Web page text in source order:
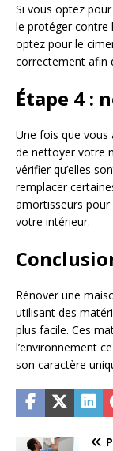
Si vous optez
le protéger contre
optez pour le
correctement afin
Étape 4 :
Une fois que vous
de nettoyer votre
vérifier qu’elles
remplacer
amortisseurs pour
votre intérieur.
Rénover une
utilisant des
plus facile. Ces
l’environnement
son caractère